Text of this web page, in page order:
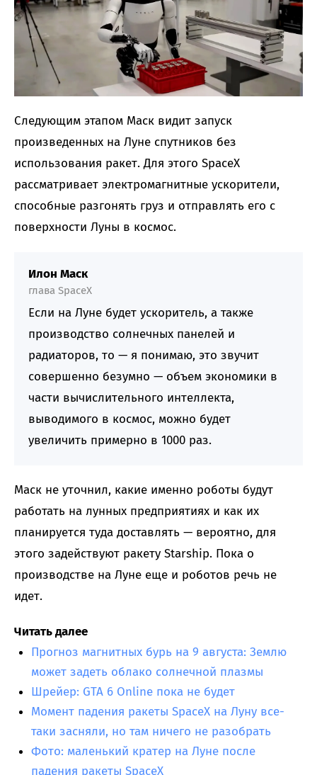
Следующим этапом Маск видит запуск
произведенных на Луне спутников без
использования ракет. Для этого SpaceX
рассматривает электромагнитные ускорители,
способные разгонять груз и отправлять его с
поверхности Луны в космос.
Илон Маск
глава SpaceX
Если на Луне будет ускоритель, а также
производство солнечных панелей и
радиаторов, то — я понимаю, это звучит
совершенно безумно — объем экономики в
части вычислительного интеллекта,
выводимого в космос, можно будет
увеличить примерно в 1000 раз.
Маск не уточнил, какие именно роботы будут
работать на лунных предприятиях и как их
планируется туда доставлять — вероятно, для
этого задействуют ракету Starship. Пока о
производстве на Луне еще и роботов речь не
идет.
Читать далее
Прогноз магнитных бурь на 9 августа: Землю
может задеть облако солнечной плазмы
Шрейер: GTA 6 Online пока не будет
Момент падения ракеты SpaceX на Луну все-
таки засняли, но там ничего не разобрать
Фото: маленький кратер на Луне после
падения ракеты SpaceX